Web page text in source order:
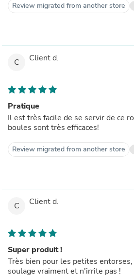
Review migrated from another store
C Client d.
Pratique
Il est très facile de se servir de ce
boules sont très efficaces!
Review migrated from another store
C Client d.
Super produit !
Très bien pour les petites
soulage vraiment et n'irrite pas !